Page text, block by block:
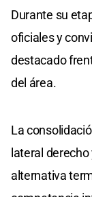
Durante su
oficiales y
destacado
del área.
La
lateral
alternativa